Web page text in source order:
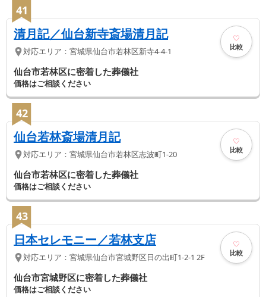
41
清月記／仙台新寺斎場清月記
対応エリア： 宮城県仙台市若林区新寺4-4-1 比較
仙台市若林区に密着した葬儀社
価格はご相談ください
42
仙台若林斎場清月記
対応エリア： 宮城県仙台市若林区志波町1-20 比較
仙台市若林区に密着した葬儀社
価格はご相談ください
43
日本セレモニー／若林支店
対応エリア： 宮城県仙台市宮城野区日の出町1-2-1 2F 比較
仙台市宮城野区に密着した葬儀社
価格はご相談ください